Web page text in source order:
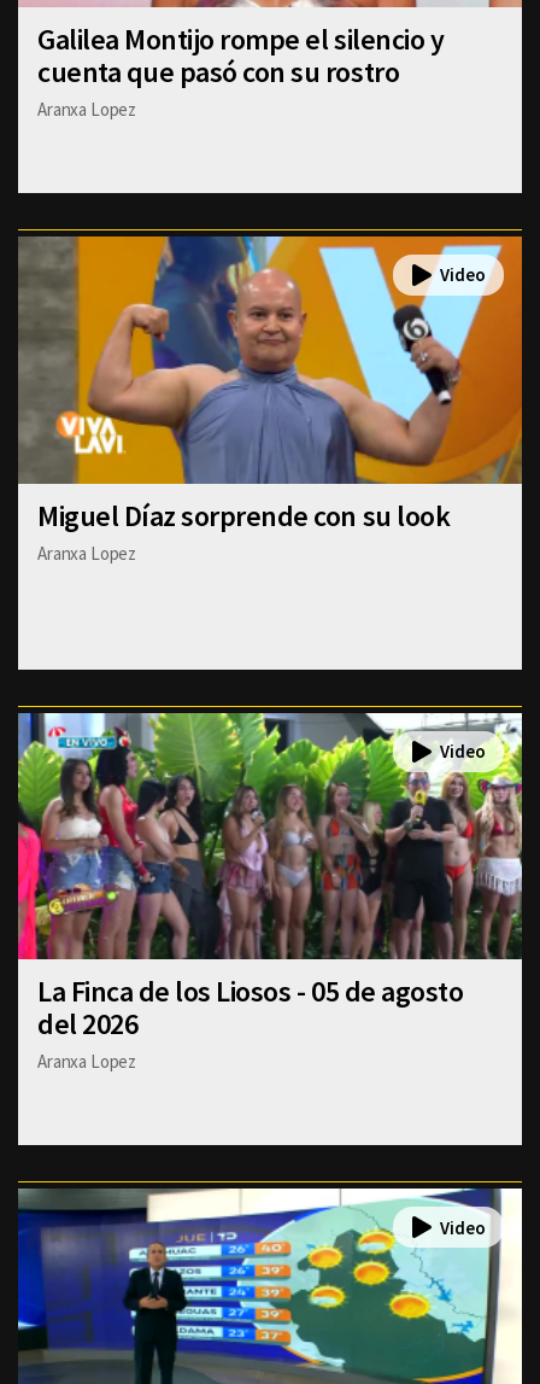
Galilea Montijo rompe el silencio y
cuenta que pasó con su rostro
Aranxa Lopez
Miguel Díaz sorprende con su look
Aranxa Lopez
La Finca de los Liosos - 05 de agosto
del 2026
Aranxa Lopez